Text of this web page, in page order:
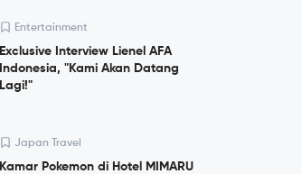
Entertainment
Exclusive Interview Lienel AFA
Indonesia, "Kami Akan Datang
Lagi!"
Japan Travel
Kamar Pokemon di Hotel MIMARU